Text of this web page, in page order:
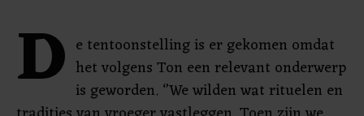
D e tentoonstelling is er gekomen omdat
het volgens Ton een relevant onderwerp
is geworden. ‘’We wilden wat rituelen en